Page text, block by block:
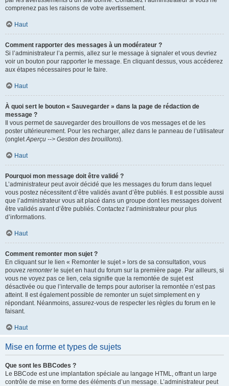
comprenez pas les raisons de votre avertissement.
Haut
Comment rapporter des messages à un modérateur ?
Si l’administrateur l’a permis, allez sur le message à signaler et vous devriez
voir un bouton pour rapporter le message. En cliquant dessus, vous accéderez
aux étapes nécessaires pour le faire.
Haut
À quoi sert le bouton « Sauvegarder » dans la page de rédaction de
message ?
Il vous permet de sauvegarder des brouillons de vos messages et de les
poster ultérieurement. Pour les recharger, allez dans le panneau de l’utilisateur
(ongletAperçu --> Gestion des brouillons).
Haut
Pourquoi mon message doit être validé ?
L’administrateur peut avoir décidé que les messages du forum dans lequel
vous postez nécessitent d’être validés avant d’être publiés. Il est possible aussi
que l’administrateur vous ait placé dans un groupe dont les messages doivent
être validés avant d’être publiés. Contactez l’administrateur pour plus
d’informations.
Haut
Comment remonter mon sujet ?
En cliquant sur le lien « Remonter le sujet » lors de sa consultation, vous
pouvez remonterle sujet en haut du forum sur la première page. Par ailleurs, si
vous ne voyez pas ce lien, cela signifie que la remontée de sujet est
désactivée ou que l’intervalle de temps pour autoriser la remontée n’est pas
atteint. Il est également possible de remonter un sujet simplement en y
répondant. Néanmoins, assurez-vous de respecter les règles du forum en le
faisant.
Haut
Mise en forme et types de sujets
Que sont les BBCodes ?
Le BBCode est une implantation spéciale au langage HTML, offrant un large
contrôle de mise en forme des éléments d’un message. L’administrateur peut